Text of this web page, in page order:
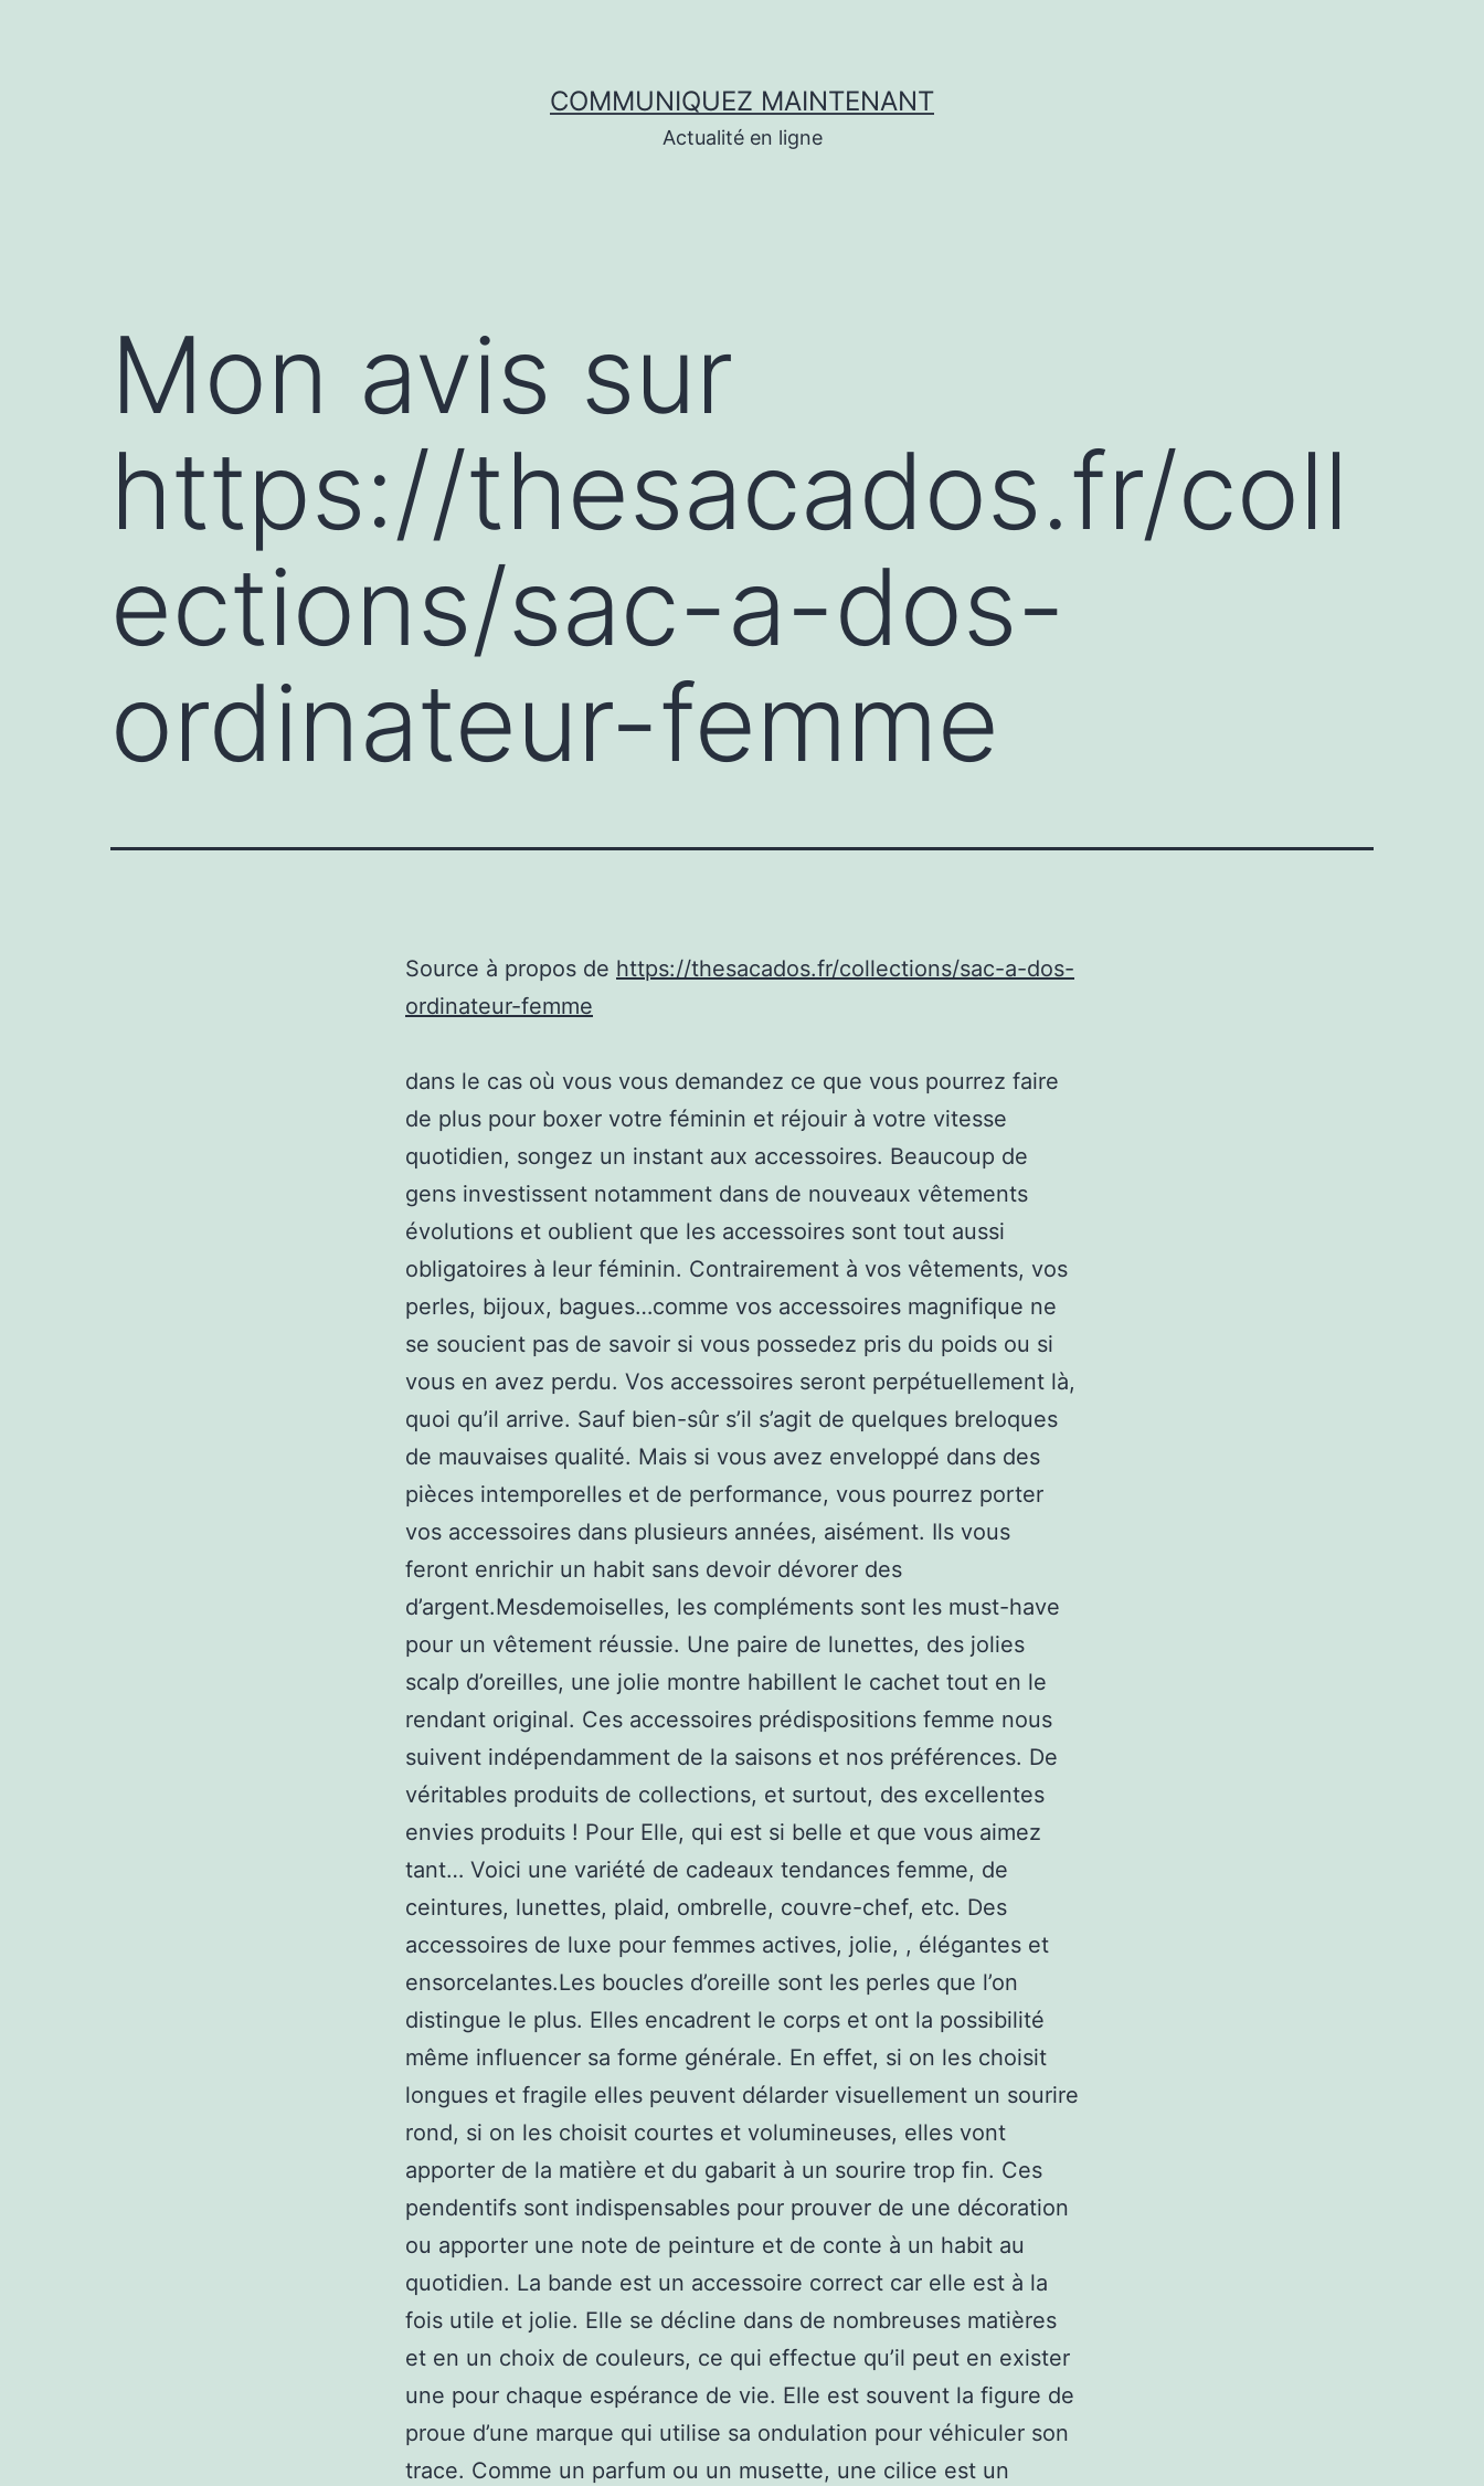
COMMUNIQUEZ MAINTENANT
Actualité en ligne
Mon avis sur
https://thesacados.fr/coll
ections/sac-a-dos-
ordinateur-femme
Source à propos de https://thesacados.fr/collections/sac-a-dos-
ordinateur-femme
dans le cas où vous vous demandez ce que vous pourrez faire
de plus pour boxer votre féminin et réjouir à votre vitesse
quotidien, songez un instant aux accessoires. Beaucoup de
gens investissent notamment dans de nouveaux vêtements
évolutions et oublient que les accessoires sont tout aussi
obligatoires à leur féminin. Contrairement à vos vêtements, vos
perles, bijoux, bagues…comme vos accessoires magnifique ne
se soucient pas de savoir si vous possedez pris du poids ou si
vous en avez perdu. Vos accessoires seront perpétuellement là,
quoi qu’il arrive. Sauf bien-sûr s’il s’agit de quelques breloques
de mauvaises qualité. Mais si vous avez enveloppé dans des
pièces intemporelles et de performance, vous pourrez porter
vos accessoires dans plusieurs années, aisément. Ils vous
feront enrichir un habit sans devoir dévorer des
d’argent.Mesdemoiselles, les compléments sont les must-have
pour un vêtement réussie. Une paire de lunettes, des jolies
scalp d’oreilles, une jolie montre habillent le cachet tout en le
rendant original. Ces accessoires prédispositions femme nous
suivent indépendamment de la saisons et nos préférences. De
véritables produits de collections, et surtout, des excellentes
envies produits ! Pour Elle, qui est si belle et que vous aimez
tant… Voici une variété de cadeaux tendances femme, de
ceintures, lunettes, plaid, ombrelle, couvre-chef, etc. Des
accessoires de luxe pour femmes actives, jolie, , élégantes et
ensorcelantes.Les boucles d’oreille sont les perles que l’on
distingue le plus. Elles encadrent le corps et ont la possibilité
même influencer sa forme générale. En effet, si on les choisit
longues et fragile elles peuvent délarder visuellement un sourire
rond, si on les choisit courtes et volumineuses, elles vont
apporter de la matière et du gabarit à un sourire trop fin. Ces
pendentifs sont indispensables pour prouver de une décoration
ou apporter une note de peinture et de conte à un habit au
quotidien. La bande est un accessoire correct car elle est à la
fois utile et jolie. Elle se décline dans de nombreuses matières
et en un choix de couleurs, ce qui effectue qu’il peut en exister
une pour chaque espérance de vie. Elle est souvent la figure de
proue d’une marque qui utilise sa ondulation pour véhiculer son
trace. Comme un parfum ou un musette, une cilice est un